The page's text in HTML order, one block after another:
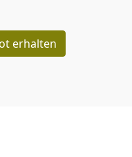
erhalten